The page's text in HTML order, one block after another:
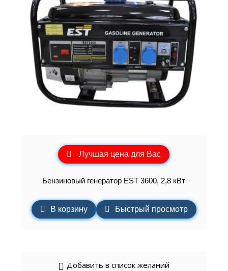
Лучшая цена для Вас
Бензиновый генератор EST 3600, 2,8 кВт
В корзину Быстрый просмотр
Добавить в список желаний